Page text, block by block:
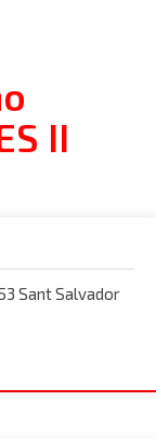
II
Sant Salvador